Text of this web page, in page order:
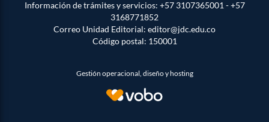
Información de trámites y servicios: +57 3107365001 - +57
3168771852
Correo Unidad Editorial: editor@jdc.edu.co
Código postal: 150001
Gestión operacional, diseño y hosting